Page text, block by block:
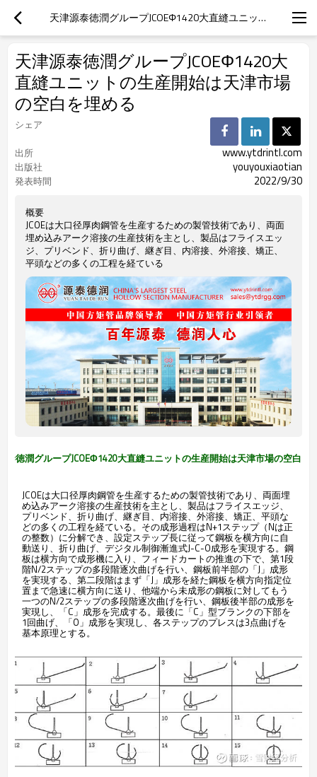
天津源泰徳潤グループJCOEΦ1420大直縫ユニットの生産開始は天津市場の空白を埋める
天津源泰徳潤グループJCOEΦ1420大
直縫ユニットの生産開始は天津市場
の空白を埋める
シェア
出所
www.ytdrintl.com
出版社 youyouxiaotian
発表時間 2022/9/30
概要
JCOEは大口径厚肉鋼管を生産するための製管技術であり、両面
埋め込みアーク溶接の生産技術を主とし、製品はフライスエッ
ジ、プリベンド、折り曲げ、継ぎ目、内溶接、外溶接、矯正、
平頭などの多くの工程を経ている
泰徳潤グループJCOEΦ1420大直縫ユニットの生産開始は天津市場の空白を
JCOEは大口径厚肉鋼管を生産するための製管技術であり、両面埋
め込みアーク溶接の生産技術を主とし、製品はフライスエッジ、
プリベンド、折り曲げ、継ぎ目、内溶接、外溶接、矯正、平頭な
どの多くの工程を経ている。その成形過程はN+1ステップ（Nは正
の整数）に分解でき、設定ステップ長に従って鋼板を横方向に自
動送り、折り曲げ、デジタル制御漸進式J-C-O成形を実現する。鋼
板は横方向で成形機に入り、フィードカートの推進の下で、第1段
階N/2ステップの多段階逐次曲げを行い、鋼板前半部の「J」成形
を実現する、第二段階はまず「J」成形を経た鋼板を横方向指定位
置まで急速に横方向に送り、他端から未成形の鋼板に対してもう
一つのN/2ステップの多段階逐次曲げを行い、鋼板後半部の成形を
実現し、「C」成形を完成する。最後に「C」型ブランクの下部を
1回曲げ、「O」成形を実現し、各ステップのプレスは3点曲げを
基本原理とする。